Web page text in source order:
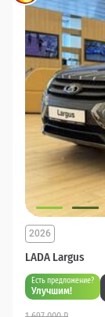
LADA Largus
2026
Есть предложение?
Улучшим!